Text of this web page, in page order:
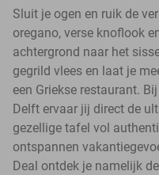
Sluit je ogen en ruik de
oregano, verse knoflook
achtergrond naar het
gegrild vlees en laat je
een Griekse restaurant.
Delft ervaar jij direct de
gezellige tafel vol
ontspannen
Deal ontdek je namelijk